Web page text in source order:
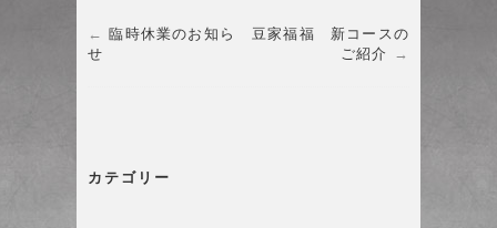
c
o
itt e
←臨時休業のお知ら
せ
豆家福福 新コースの
ご紹介 →
カテゴリー